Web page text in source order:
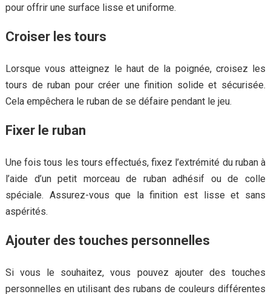
pour offrir une surface lisse et uniforme.
Croiser les tours
Lorsque vous atteignez le haut de la poignée, croisez les
tours de ruban pour créer une finition solide et sécurisée.
Cela empêchera le ruban de se défaire pendant le jeu.
Fixer le ruban
Une fois tous les tours effectués, fixez l’extrémité du ruban à
l’aide d’un petit morceau de ruban adhésif ou de colle
spéciale. Assurez-vous que la finition est lisse et sans
aspérités.
Ajouter des touches personnelles
Si vous le souhaitez, vous pouvez ajouter des touches
personnelles en utilisant des rubans de couleurs différentes